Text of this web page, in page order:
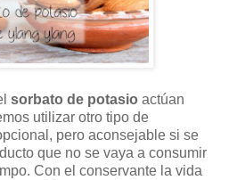
sorbato de potasio actúan
utilizar otro tipo de
pero aconsejable si se
que no se vaya a consumir
Con el conservante la vida